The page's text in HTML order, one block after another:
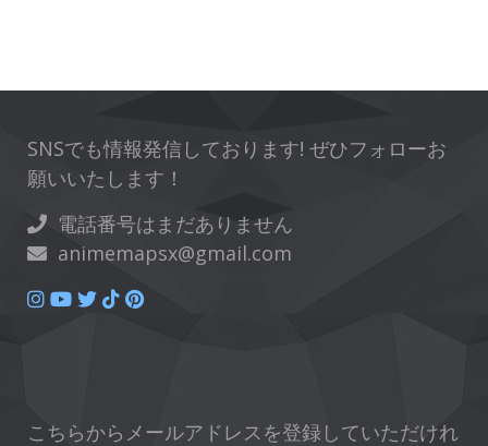
SNSでも情報発信しております! ぜひフォローお
願いいたします！
電話番号はまだありません
animemapsx@gmail.com
こちらからメールアドレスを登録していただけれ